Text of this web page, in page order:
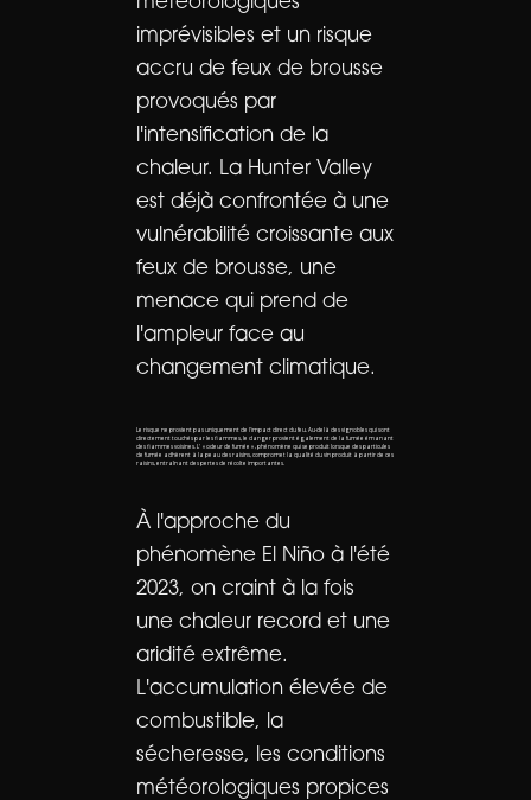
météorologiques
imprévisibles et un risque
accru de feux de brousse
provoqués par
l'intensification de la
chaleur. La Hunter Valley
est déjà confrontée à une
vulnérabilité croissante aux
feux de brousse, une
menace qui prend de
l'ampleur face au
changement climatique.
Le risque ne provient pas uniquement de l'impact direct du feu. Au-delà des vignobles qui sont
directement touchés par les flammes, le danger provient également de la fumée émanant
des flammes voisines. L' « odeur de fumée », phénomène qui se produit lorsque des particules
de fumée adhèrent à la peau des raisins, compromet la qualité du vin produit à partir de ces
raisins, entraînant des pertes de récolte importantes.
À l'approche du
phénomène El Niño à l'été
2023, on craint à la fois
une chaleur record et une
aridité extrême.
L'accumulation élevée de
combustible, la
sécheresse, les conditions
météorologiques propices